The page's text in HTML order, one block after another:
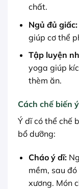
chất.
Ngủ đủ giấc:
giúp cơ thể
Tập luyện
yoga giúp
thèm ăn.
Cách chế biến
Ý dĩ có thể chế
bổ dưỡng:
Cháo ý dĩ:
mềm, sau
xương. Món